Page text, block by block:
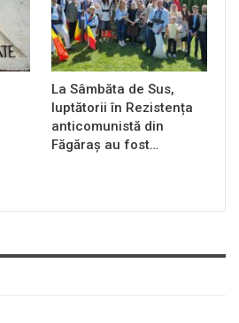
La Sâmbăta de Sus,
luptătorii în Rezistența
anticomunistă din
Făgăraș au fost…